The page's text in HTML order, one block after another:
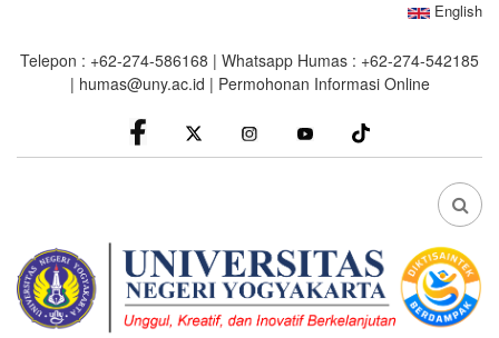
main
English
Telepon : +62-274-586168 | Whatsapp Humas : +62-274-542185
| humas@uny.ac.id | Permohonan Informasi Online
facebook
Instagram youtube
FA